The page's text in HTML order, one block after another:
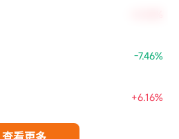
-7.46%
+6.16%